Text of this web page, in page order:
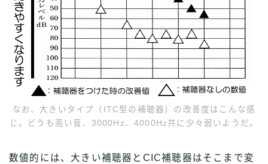
Follow Me
なお、大きいタイプ（ITC型の補聴器）の改善度はこんな感
じ。どうも高い音、3000Hz、4000Hz共に少々弱いようだ。
数値的には、大きい補聴器とCIC補聴器はそこまで変